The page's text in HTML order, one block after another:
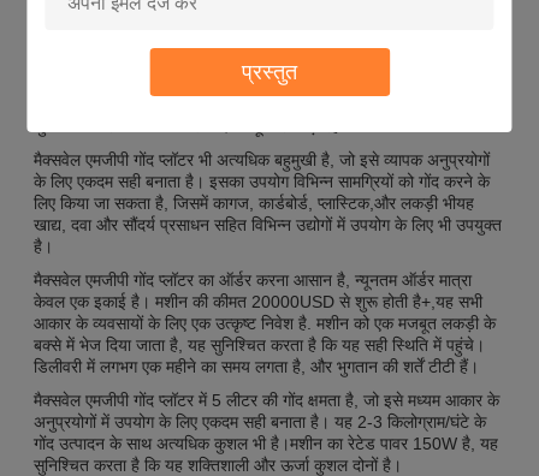
प्रस्तुत
चाहे आप पैकेजिंग, प्रिंटिंग या लेबलिंग उद्योग में हों, मैक्सवेल एमजीपी गोंद प्लॉटर
है, कागज, और अन्य सामग्रियों को गोंद के बहुत जल्दी सूखने की चिंता किए बिना।
मैक्सवेल एमजीपी गोंद प्लॉटर भी अत्यधिक बहुमुखी है, जो इसे व्यापक अनुप्रयोगों
के लिए एकदम सही बनाता है। इसका उपयोग विभिन्न सामग्रियों को गोंद करने के
लिए किया जा सकता है, जिसमें कागज, कार्डबोर्ड, प्लास्टिक,और लकड़ी भीयह
खाद्य, दवा और सौंदर्य प्रसाधन सहित विभिन्न उद्योगों में उपयोग के लिए भी उपयुक्त
है।
मैक्सवेल एमजीपी गोंद प्लॉटर का ऑर्डर करना आसान है, न्यूनतम ऑर्डर मात्रा
केवल एक इकाई है। मशीन की कीमत 20000USD से शुरू होती है+,यह सभी
आकार के व्यवसायों के लिए एक उत्कृष्ट निवेश है. मशीन को एक मजबूत लकड़ी के
बक्से में भेज दिया जाता है, यह सुनिश्चित करता है कि यह सही स्थिति में पहुंचे।
डिलीवरी में लगभग एक महीने का समय लगता है, और भुगतान की शर्तें टीटी हैं।
मैक्सवेल एमजीपी गोंद प्लॉटर में 5 लीटर की गोंद क्षमता है, जो इसे मध्यम आकार के
अनुप्रयोगों में उपयोग के लिए एकदम सही बनाता है। यह 2-3 किलोग्राम/घंटे के
गोंद उत्पादन के साथ अत्यधिक कुशल भी है।मशीन का रेटेड पावर 150W है, यह
सुनिश्चित करता है कि यह शक्तिशाली और ऊर्जा कुशल दोनों है।